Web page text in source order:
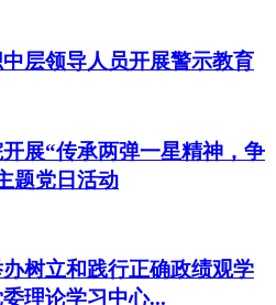
层领导人员开展警示教育
展“传承两弹一星精神，争
题党日活动
树立和践行正确政绩观学
理论学习中心...